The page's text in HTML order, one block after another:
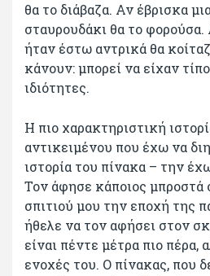
θα το διάβαζα. Αν έβρισκα
σταυρουδάκι θα το
ήταν έστω αντρικά θα
κάνουν: μπορεί να είχαν
ιδιότητες.
Η πιο χαρακτηριστική
αντικειμένου που έχω να
ιστορία του πίνακα – την
Τον άφησε κάποιος μπροστά
σπιτιού μου την εποχή της
ήθελε να τον αφήσει στον
είναι πέντε μέτρα πιο πέρα,
ενοχές του. Ο πίνακας, που